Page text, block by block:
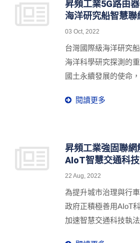
動車充電站、再生能
境監測等應用，高效
加速提升營運績效。
昇頻工業5G路由
海洋研究船智慧聯
03 Oct, 2022
台灣國際級海洋研究
海洋科學研究探測的
國土永續發展的使命
M350-W5G應用於新
網路覆蓋率，不僅有
絡，順暢地即時無縫
同步掌握海洋模式預
狀況及安全通報等，
出海作業對於網路的
外界連結，增進海上
閱讀更多
昇頻工業強固聯網
AIoT智慧交通科
22 Aug, 2022
為提升城市治理與行
政府正積極善用AIoT
加速智慧交通科技執